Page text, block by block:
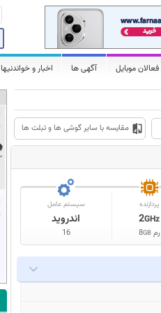
فعالان موبایل آگهی ها اخبار و خواندنیها
مقایسه با سایر گوشی ها و تبلت ها
پردازنده
2GHz
رم 8GB
سیستم عامل
اندروید
16